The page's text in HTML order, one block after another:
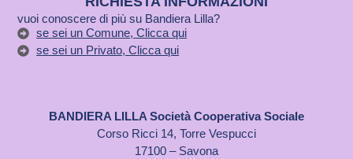
vuoi conoscere di più su Bandiera Lilla?
se sei un Comune, Clicca qui
se sei un Privato, Clicca qui
BANDIERA LILLA Società Cooperativa Sociale
Corso Ricci 14, Torre Vespucci
17100 – Savona